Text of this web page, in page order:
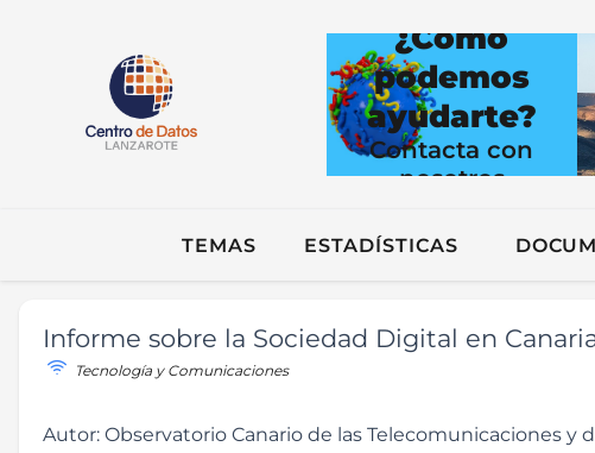
¿Cómo
podemos
ayudarte?
Contacta con
nosotros
TEMAS ESTADÍSTICAS
Informe sobre la Sociedad Digital en
Tecnología y Comunicaciones
Autor: Observatorio Canario de las Telecomunicaciones y